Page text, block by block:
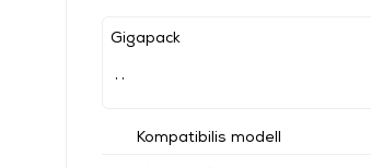
Gigapack
Kompatibilis modell